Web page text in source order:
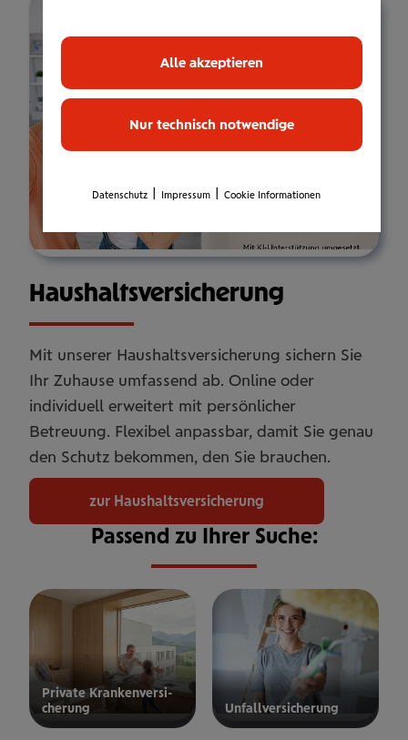
Haus­halts­ver­si­che­rung
Mit unserer Haushaltsversicherung sichern Sie
Ihr Zuhause umfassend ab. Online oder
individuell erweitert mit persönlicher
Betreuung. Flexibel anpassbar, damit Sie genau
den Schutz bekommen, den Sie brauchen.
zur Haushaltsversicherung
Passend zu Ihrer Suche:
Private Kran­ken­­­ver­si­
che­rung
privaten
Unfall­ver­si­che­rung
Nur technisch notwendige
Alle akzeptieren
Datenschutz Impressum Cookie Informationen